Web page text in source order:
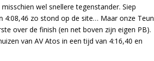
wel snellere tegenstander. Siep
4:08,46 zo stond op de site… Maar onze Teun
over de finish (en net boven zijn eigen PB).
van AV Atos in een tijd van 4:16,40 en